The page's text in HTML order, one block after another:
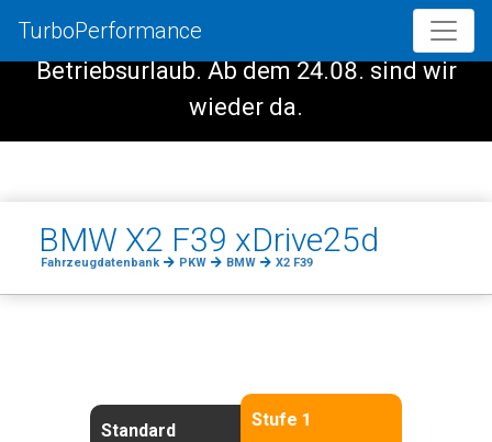
Vom 08.08. - 23.08. haben wir
Betriebsurlaub. Ab dem 24.08. sind wir
wieder da.
TurboPerformance
BMW X2 F39 xDrive25d
Fahrzeugdatenbank PKW BMW X2 F39
Standard
Stufe 1